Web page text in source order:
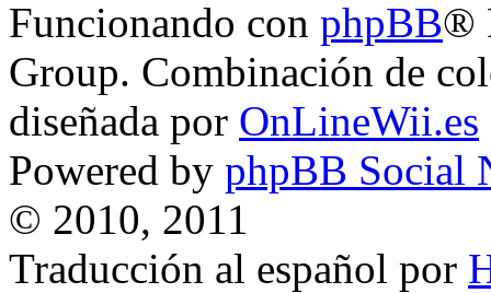
Funcionando con phpBB®
Group. Combinación de
diseñada por OnLineWii.es
Powered by phpBB Social
© 2010, 2011
Traducción al español por